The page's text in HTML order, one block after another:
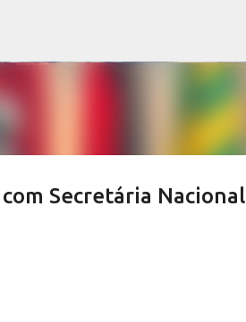
Secretária Nacional